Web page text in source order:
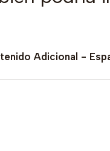
Adicional -